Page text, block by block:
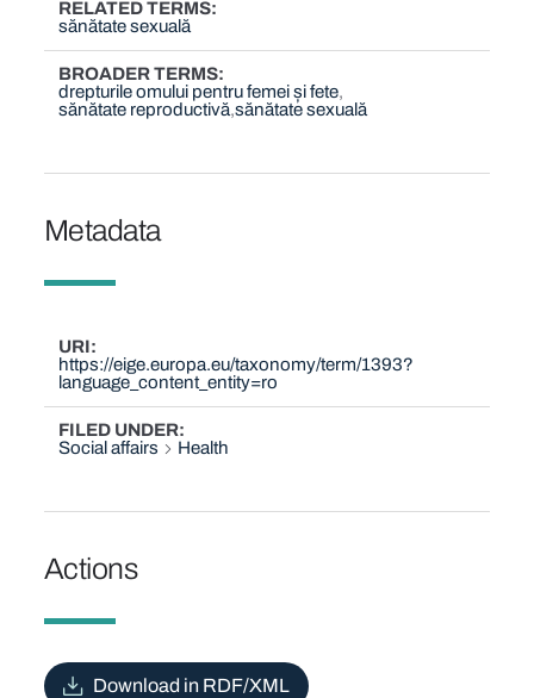
RELATED TERMS
sănătate sexuală
BROADER TERMS
drepturile omului pentru femei și fete
sănătate reproductivă sănătate sexuală
Metadata
URI
https://eige.europa.eu/taxonomy/term/1393?
language_content_entity=ro
FILED UNDER
Social affairs
Health
Actions
Download in RDF/XML